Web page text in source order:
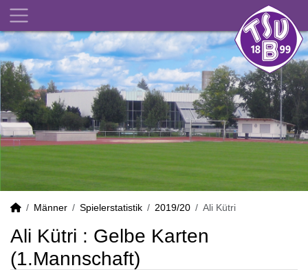
Männer Spielerstatistik 2019/20 Ali Kütri
Ali Kütri : Gelbe Karten
(1.Mannschaft)